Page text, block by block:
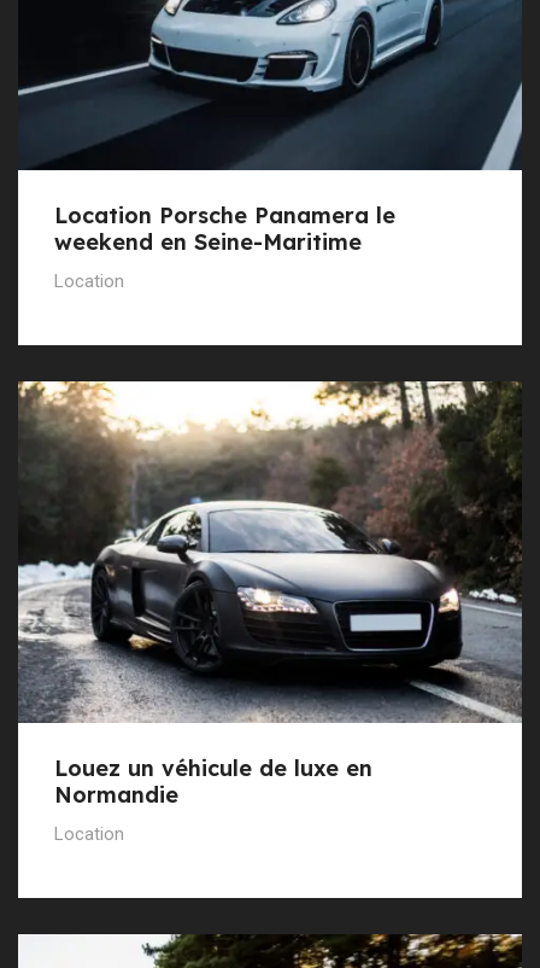
Location Porsche Panamera le
weekend en Seine-Maritime
Location
Louez un véhicule de luxe en
Normandie
Location